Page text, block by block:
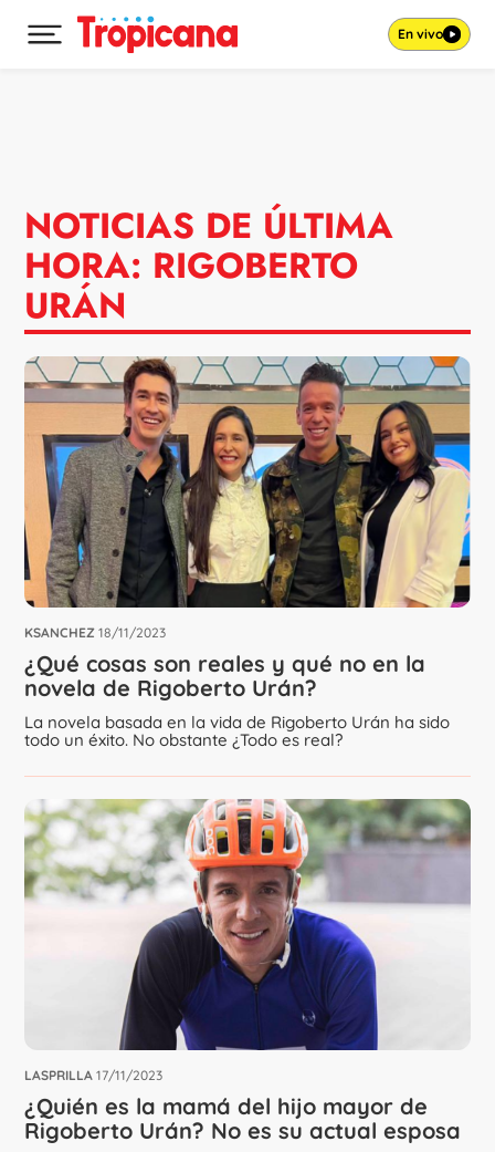
Desplegar menú principal En vivo
NOTICIAS DE ÚLTIMA
HORA: RIGOBERTO
URÁN
KSANCHEZ 18/11/2023
¿Qué cosas son reales y qué no en la
novela de Rigoberto Urán?
La novela basada en la vida de Rigoberto Urán ha sido
todo un éxito. No obstante ¿Todo es real?
LASPRILLA 17/11/2023
¿Quién es la mamá del hijo mayor de
Rigoberto Urán? No es su actual esposa